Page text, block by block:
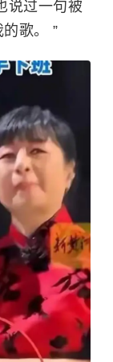
说过一句被
歌。 ”